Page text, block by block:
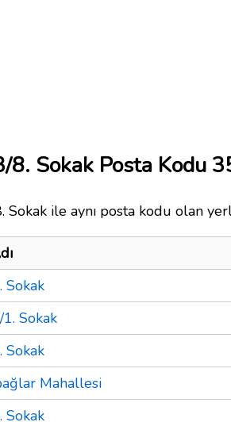
8. Sokak Posta Kodu
Sokak ile aynı posta kodu olan
Sokak
Sokak
Sokak
Mahallesi
Sokak